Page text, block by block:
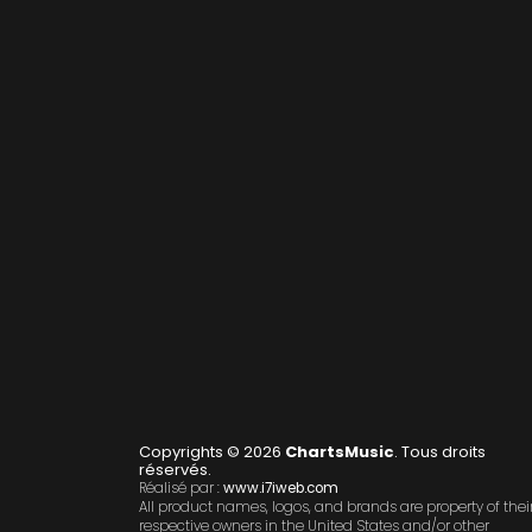
Copyrights © 2026 ChartsMusic. Tous droits
réservés.
Réalisé par :www.i7iweb.com
All product names, logos, and brands are property of
respective owners in the United States and/or other